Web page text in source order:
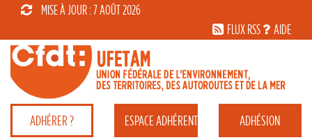
MISE À JOUR : 7 AOÛT 2026
FLUX RSS
AIDE
ADHÉRER ? ESPACEADHÉRENT ADHÉSION